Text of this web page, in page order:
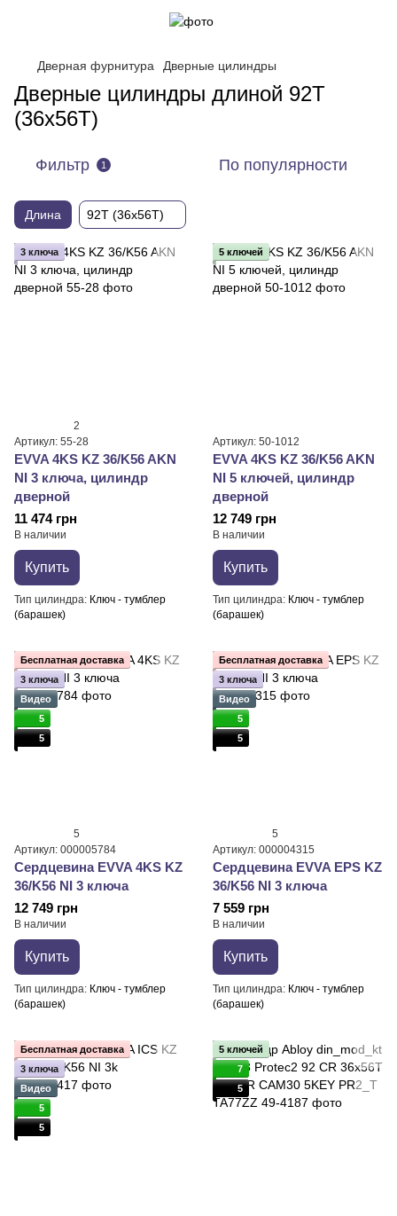
Дверная фурнитура Дверные цилиндры
Дверные цилиндры длиной 92T
(36x56T)
Фильтр 1 По популярности
Длина 92T (36x56T)
3 ключа
2
Артикул: 55-28
EVVA 4KS KZ 36/K56 AKN
NI 3 ключа, цилиндр
дверной
11 474 грн
В наличии
Купить
Тип цилиндра Ключ - тумблер
(барашек)
5 ключей
Артикул: 50-1012
EVVA 4KS KZ 36/K56 AKN
NI 5 ключей, цилиндр
дверной
12 749 грн
В наличии
Купить
Тип цилиндра Ключ - тумблер
(барашек)
Бесплатная доставка
3 ключа
Видео
5
5
5
Артикул: 000005784
Сердцевина EVVA 4KS KZ
36/K56 NI 3 ключа
12 749 грн
В наличии
Купить
Тип цилиндра Ключ - тумблер
(барашек)
Бесплатная доставка
3 ключа
Видео
5
5
5
Артикул: 000004315
Сердцевина EVVA EPS KZ
36/K56 NI 3 ключа
7 559 грн
В наличии
Купить
Тип цилиндра Ключ - тумблер
(барашек)
Бесплатная доставка
3 ключа
Видео
5
5
5 ключей
7
5